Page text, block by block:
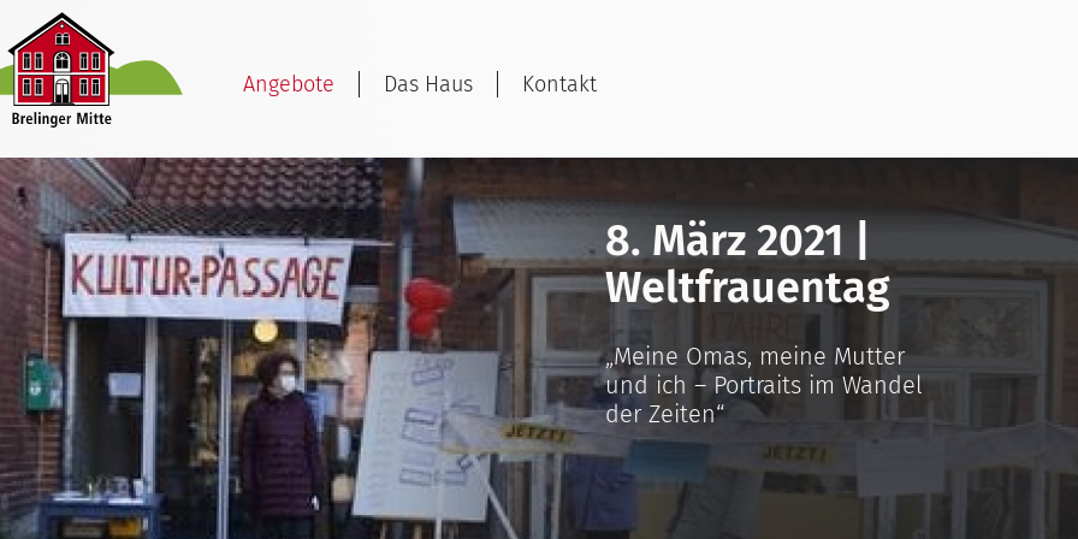
Angebote Das Haus Kontakt
8. März 2021 |
Weltfrauentag
„Meine Omas, meine Mutter
und ich – Portraits im Wandel
der Zeiten“